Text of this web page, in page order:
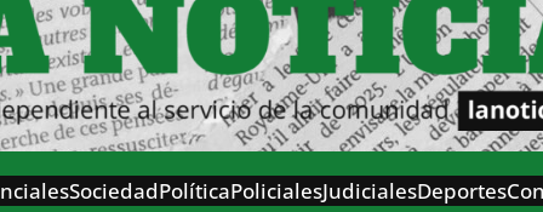
SociedadPolíticaPolicialesJudicialesDeportes